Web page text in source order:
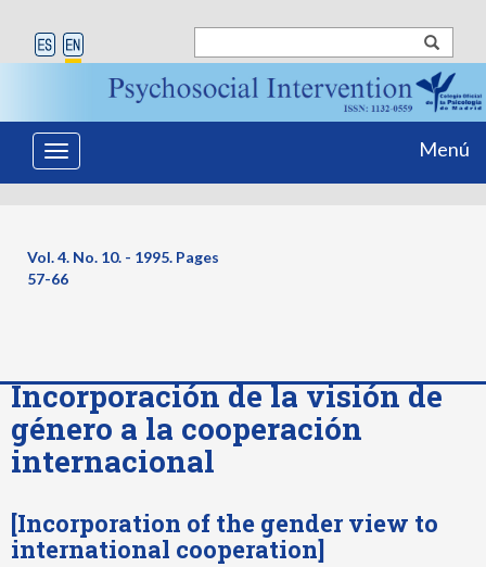
Toggle
navigation
Menú
Vol. 4. No. 10. - 1995. Pages
57-66
Incorporación de la visión de
género a la cooperación
internacional
[Incorporation of the gender view to
international cooperation]